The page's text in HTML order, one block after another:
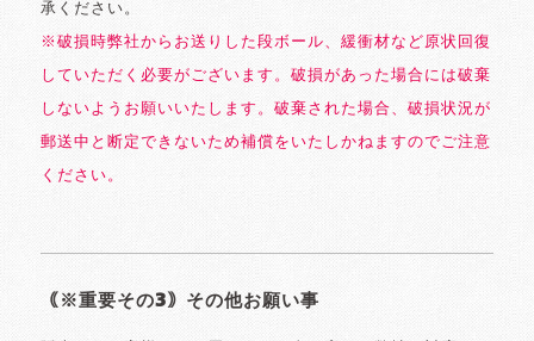
承ください。
※破損時弊社からお送りした段ボール、緩衝材など原状回復
していただく必要がございます。破損があった場合には破棄
しないようお願いいたします。破棄された場合、破損状況が
郵送中と断定できないため補償をいたしかねますのでご注意
ください。
｟※重要その3｠その他お願い事